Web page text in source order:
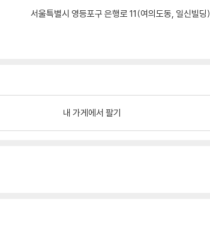
서울특별시 영등포구 은행로 11(여의도동, 일신빌딩)
내 가게에서 팔기